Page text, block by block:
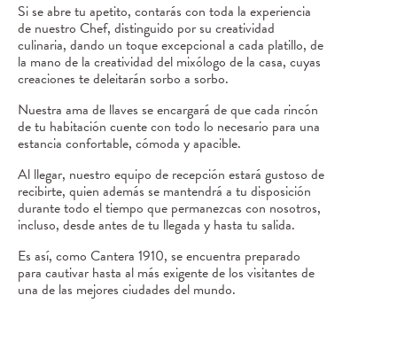
Si se abre tu apetito, contarás con toda la experiencia
de nuestro Chef, distinguido por su creatividad
culinaria, dando un toque excepcional a cada platillo, de
la mano de la creatividad del mixólogo de la casa, cuyas
creaciones te deleitarán sorbo a sorbo.
Nuestra ama de llaves se encargará de que cada rincón
de tu habitación cuente con todo lo necesario para una
estancia confortable, cómoda y apacible.
Al llegar, nuestro equipo de recepción estará gustoso de
recibirte, quien además se mantendrá a tu disposición
durante todo el tiempo que permanezcas con nosotros,
incluso, desde antes de tu llegada y hasta tu salida.
Es así, como Cantera 1910, se encuentra preparado
para cautivar hasta al más exigente de los visitantes de
una de las mejores ciudades del mundo.